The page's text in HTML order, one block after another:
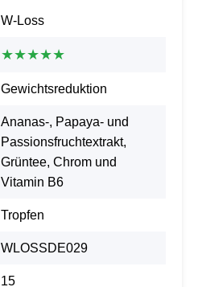
W-Loss
★★★★★
Gewichtsreduktion
Ananas-, Papaya- und
Passionsfruchtextrakt,
Grüntee, Chrom und
Vitamin B6
Tropfen
WLOSSDE029
15